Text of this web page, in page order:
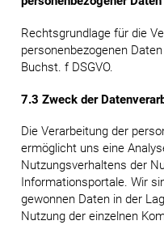
Rechtsgrundlage für die
personenbezogenen
Buchst. f DSGVO.
7.3 Zweck der
Die Verarbeitung der
ermöglicht uns eine
Nutzungsverhaltens der
Informationsportale. Wir
gewonnen Daten in der
Nutzung der einzelnen